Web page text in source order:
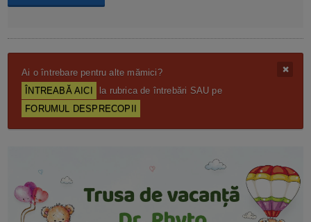
Ai o întrebare pentru alte mămici?
ÎNTREABĂ AICI
la rubrica de întrebări SAU pe
FORUMUL DESPRECOPII